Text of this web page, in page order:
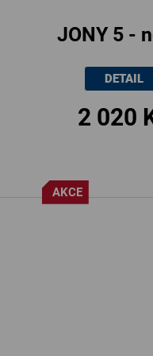
JONY 5 -
stolek
2 020
DETAIL
AKCE